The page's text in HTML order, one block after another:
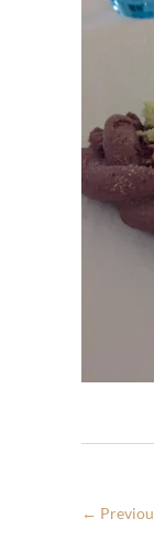
←